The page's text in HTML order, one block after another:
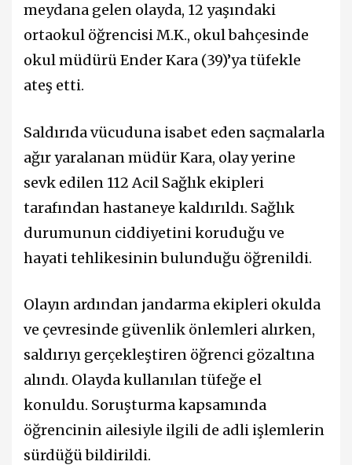
meydana gelen olayda, 12 yaşındaki
ortaokul öğrencisi M.K., okul bahçesinde
okul müdürü Ender Kara (39)’ya tüfekle
ateş etti.
Saldırıda vücuduna isabet eden saçmalarla
ağır yaralanan müdür Kara, olay yerine
sevk edilen 112 Acil Sağlık ekipleri
tarafından hastaneye kaldırıldı. Sağlık
durumunun ciddiyetini koruduğu ve
hayati tehlikesinin bulunduğu öğrenildi.
Olayın ardından jandarma ekipleri okulda
ve çevresinde güvenlik önlemleri alırken,
saldırıyı gerçekleştiren öğrenci gözaltına
alındı. Olayda kullanılan tüfeğe el
konuldu. Soruşturma kapsamında
öğrencinin ailesiyle ilgili de adli işlemlerin
sürdüğü bildirildi.